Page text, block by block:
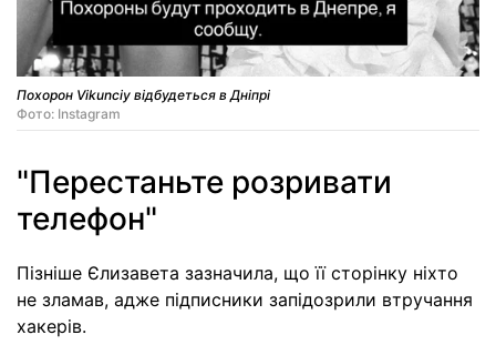
Похорон Vikunciy відбудеться в Дніпрі
Фото: Instagram
"Перестаньте розривати
телефон"
Пізніше Єлизавета зазначила, що її сторінку ніхто
не зламав, адже підписники запідозрили втручання
хакерів.